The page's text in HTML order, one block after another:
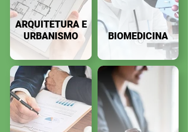
ARQUITETURA E
URBANISMO
BIOMEDICINA